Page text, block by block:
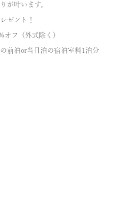
が叶います。
ゼント！
フ（外式除く）
前泊or当日泊の宿泊室料1泊分